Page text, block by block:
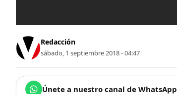
Redacción
sábado, 1 septiembre 2018 - 04:47
Únete a nuestro canal de WhatsApp